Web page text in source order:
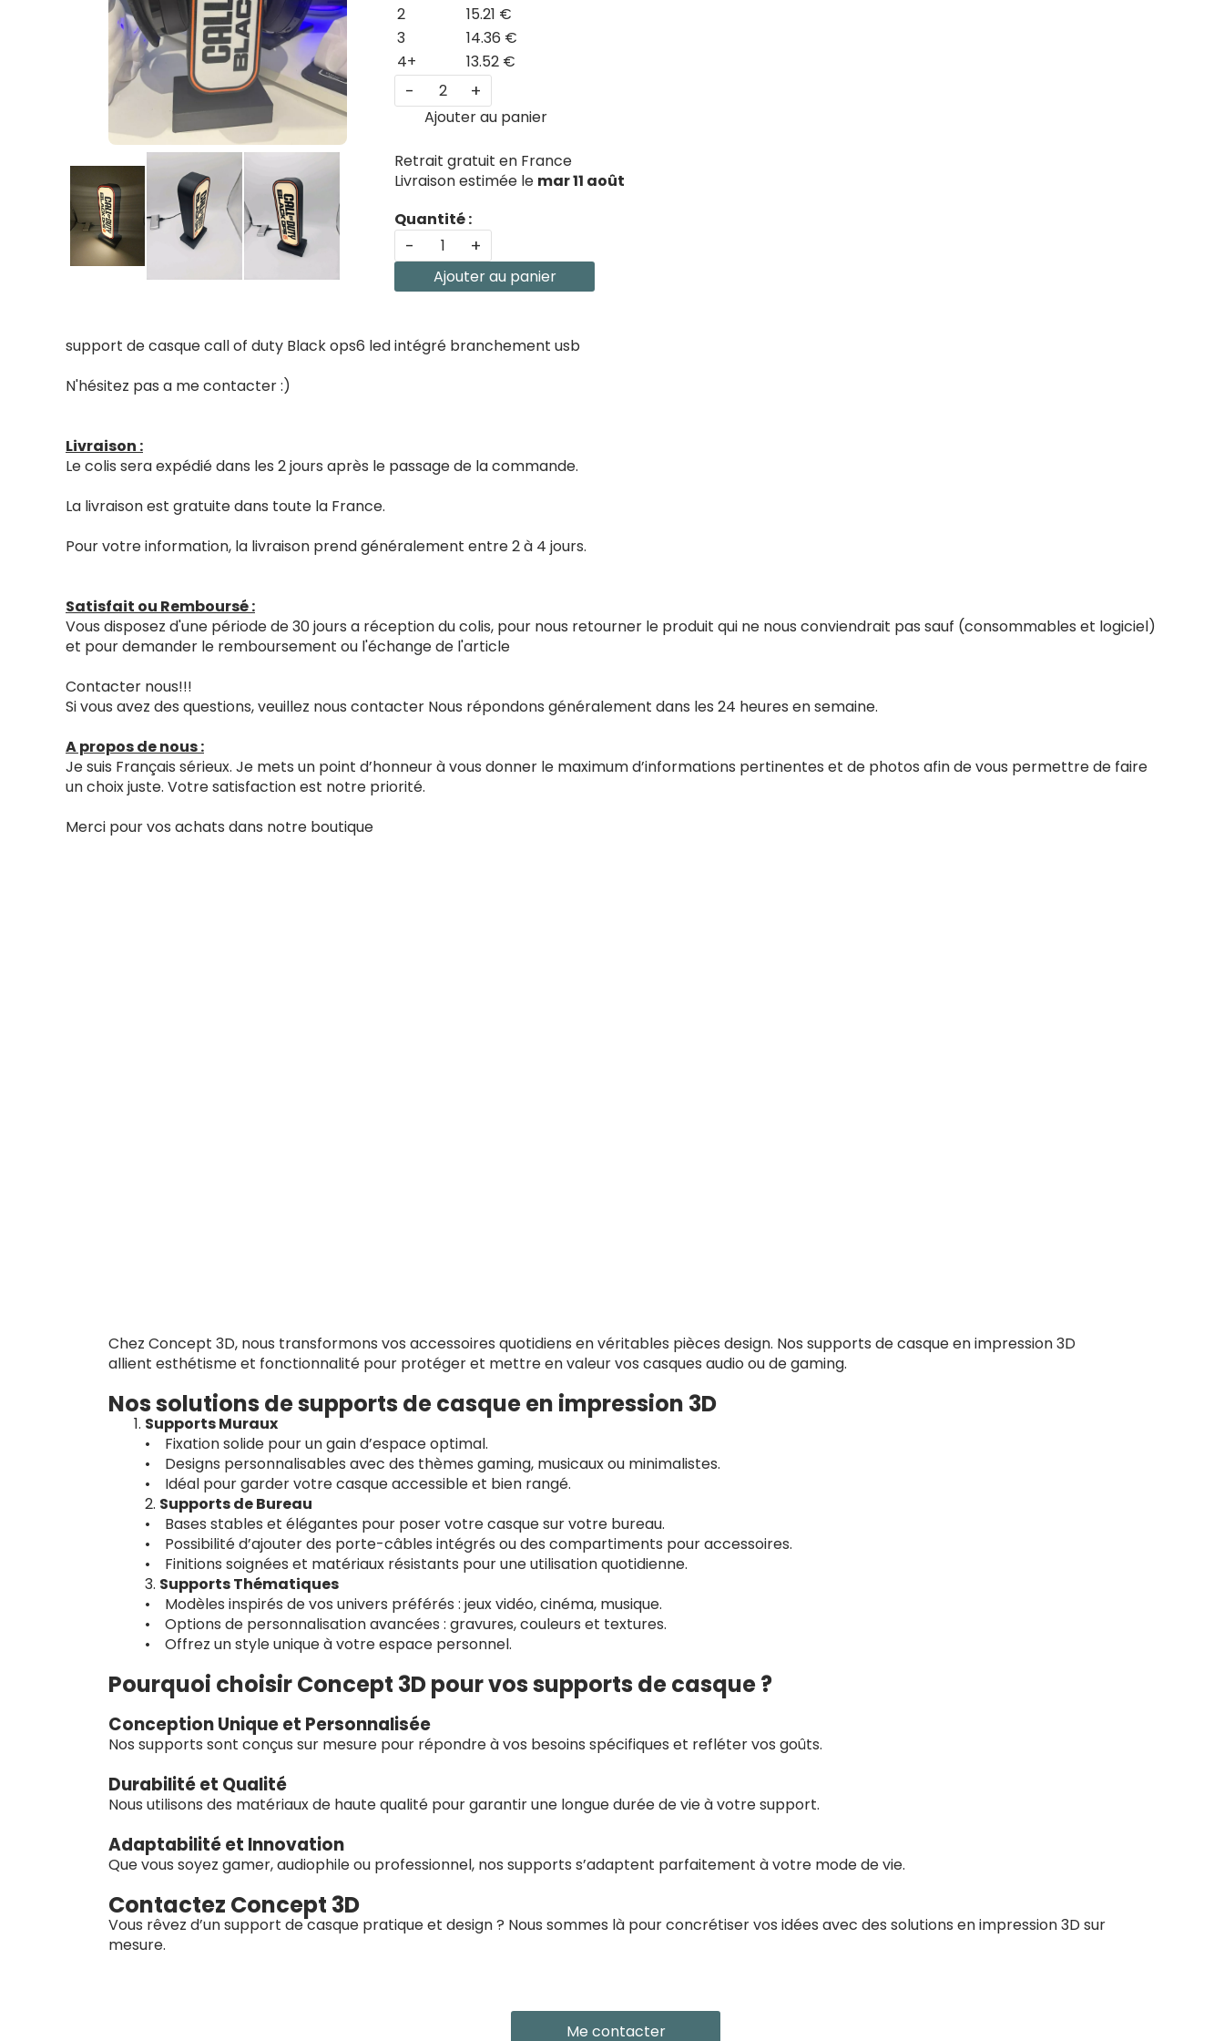
2
15.21 €
3
14.36 €
4+
13.52 €
- +
Ajouter au panier
Retrait gratuit en France
Livraison estimée le mar 11 août
Quantité :
- +
Ajouter au panier
support de casque call of duty Black ops6 led intégré branchement usb
N'hésitez pas a me contacter :)
Livraison :
Le colis sera expédié dans les 2 jours après le passage de la commande.
La livraison est gratuite dans toute la France.
Pour votre information, la livraison prend généralement entre 2 à 4 jours.
Satisfait ou Remboursé :
Vous disposez d'une période de 30 jours a réception du colis, pour nous retourner le produit qui ne nous conviendrait pas sauf (consommables et logiciel)
et pour demander le remboursement ou l'échange de l'article
Contacter nous!!!
Si vous avez des questions, veuillez nous contacter Nous répondons généralement dans les 24 heures en semaine.
A propos de nous :
Je suis Français sérieux. Je mets un point d’honneur à vous donner le maximum d’informations pertinentes et de photos afin de vous permettre de faire
un choix juste. Votre satisfaction est notre priorité.
Merci pour vos achats dans notre boutique
Chez Concept 3D, nous transformons vos accessoires quotidiens en véritables pièces design. Nos supports de casque en impression 3D
allient esthétisme et fonctionnalité pour protéger et mettre en valeur vos casques audio ou de gaming.
Nos solutions de supports de casque en impression 3D
Supports Muraux
• Fixation solide pour un gain d’espace optimal.
• Designs personnalisables avec des thèmes gaming, musicaux ou minimalistes.
• Idéal pour garder votre casque accessible et bien rangé.
2. Supports de Bureau
• Bases stables et élégantes pour poser votre casque sur votre bureau.
• Possibilité d’ajouter des porte-câbles intégrés ou des compartiments pour accessoires.
• Finitions soignées et matériaux résistants pour une utilisation quotidienne.
3. Supports Thématiques
• Modèles inspirés de vos univers préférés : jeux vidéo, cinéma, musique.
• Options de personnalisation avancées : gravures, couleurs et textures.
• Offrez un style unique à votre espace personnel.
Pourquoi choisir Concept 3D pour vos supports de casque ?
Conception Unique et Personnalisée
Nos supports sont conçus sur mesure pour répondre à vos besoins spécifiques et refléter vos goûts.
Durabilité et Qualité
Nous utilisons des matériaux de haute qualité pour garantir une longue durée de vie à votre support.
Adaptabilité et Innovation
Que vous soyez gamer, audiophile ou professionnel, nos supports s’adaptent parfaitement à votre mode de vie.
Contactez Concept 3D
Vous rêvez d’un support de casque pratique et design ? Nous sommes là pour concrétiser vos idées avec des solutions en impression 3D sur
mesure.
Me contacter